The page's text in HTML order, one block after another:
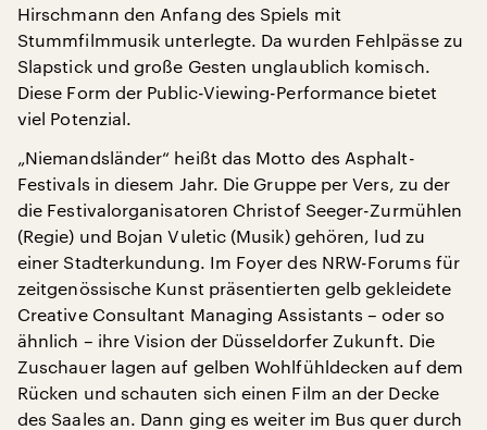
Hirschmann den Anfang des Spiels mit
Stummfilmmusik unterlegte. Da wurden Fehlpässe zu
Slapstick und große Gesten unglaublich komisch.
Diese Form der Public-Viewing-Performance bietet
viel Potenzial.
„Niemandsländer“ heißt das Motto des Asphalt-
Festivals in diesem Jahr. Die Gruppe per Vers, zu der
die Festivalorganisatoren Christof Seeger-Zurmühlen
(Regie) und Bojan Vuletic (Musik) gehören, lud zu
einer Stadterkundung. Im Foyer des NRW-Forums für
zeitgenössische Kunst präsentierten gelb gekleidete
Creative Consultant Managing Assistants – oder so
ähnlich – ihre Vision der Düsseldorfer Zukunft. Die
Zuschauer lagen auf gelben Wohlfühldecken auf dem
Rücken und schauten sich einen Film an der Decke
des Saales an. Dann ging es weiter im Bus quer durch